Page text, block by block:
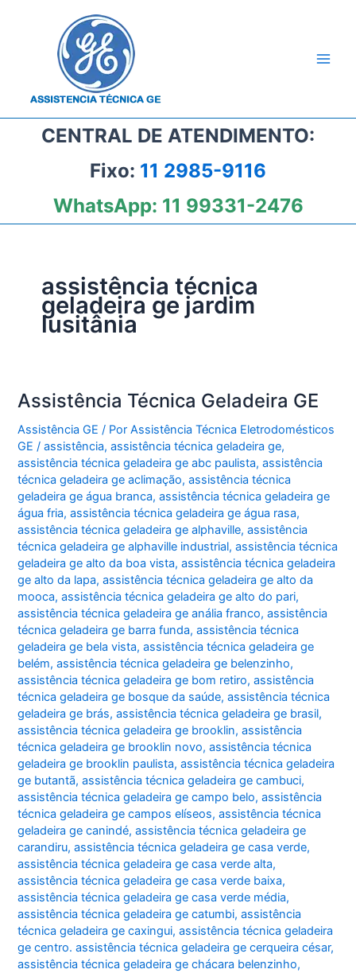
CENTRAL DE ATENDIMENTO:
Fixo: 11 2985-9116
WhatsApp: 11 99331-2476
assistência técnica
geladeira ge jardim
lusitânia
Assistência Técnica Geladeira GE
Assistência GE / PorAssistência Técnica Eletrodomésticos
GE/assistência,assistência técnica geladeira ge,
assistência técnica geladeira ge abc paulista,assistência
técnica geladeira ge aclimação,assistência técnica
geladeira ge água branca,assistência técnica geladeira ge
água fria,assistência técnica geladeira ge água rasa,
assistência técnica geladeira ge alphaville,assistência
técnica geladeira ge alphaville industrial,assistência técnica
geladeira ge alto da boa vista,assistência técnica geladeira
ge alto da lapa,assistência técnica geladeira ge alto da
mooca,assistência técnica geladeira ge alto do pari,
assistência técnica geladeira ge anália franco,assistência
técnica geladeira ge barra funda,assistência técnica
geladeira ge bela vista,assistência técnica geladeira ge
belém,assistência técnica geladeira ge belenzinho,
assistência técnica geladeira ge bom retiro,assistência
técnica geladeira ge bosque da saúde,assistência técnica
geladeira ge brás,assistência técnica geladeira ge brasil,
assistência técnica geladeira ge brooklin,assistência
técnica geladeira ge brooklin novo,assistência técnica
geladeira ge brooklin paulista,assistência técnica geladeira
ge butantã,assistência técnica geladeira ge cambuci,
assistência técnica geladeira ge campo belo,assistência
técnica geladeira ge campos elíseos,assistência técnica
geladeira ge canindé,assistência técnica geladeira ge
carandiru,assistência técnica geladeira ge casa verde,
assistência técnica geladeira ge casa verde alta,
assistência técnica geladeira ge casa verde baixa,
assistência técnica geladeira ge casa verde média,
assistência técnica geladeira ge catumbi,assistência
técnica geladeira ge caxingui,assistência técnica geladeira
ge centro. assistência técnica geladeira ge cerqueira césar,
assistência técnica geladeira ge chácara belenzinho,